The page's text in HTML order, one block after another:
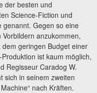
der besten und
Science-Fiction und
genannt. Gegen so eine
Vorbildern anzukommen,
dem geringen Budget einer
ist kaum möglich,
Regisseur Caradog W.
sich in seinem zweiten
nach Kräften.